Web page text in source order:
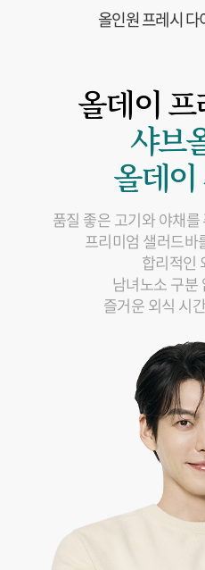
올인원 프레시
올데이
샤브
올데
품질 좋은 고기와 야채
프리미엄 샐러드바
합리적인
남녀노소 구분
즐거운 외식 시